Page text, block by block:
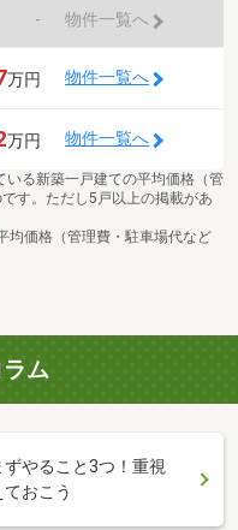
- 物件一覧へ
万円 物件一覧へ
万円 物件一覧へ
る新築一戸建ての平均価格（管
す。ただし5戸以上の掲載があ
均価格（管理費・駐車場代など
ム
やること3つ！重視
おこう